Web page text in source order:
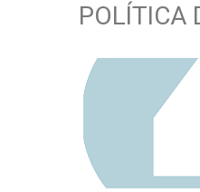
POLÍTICA